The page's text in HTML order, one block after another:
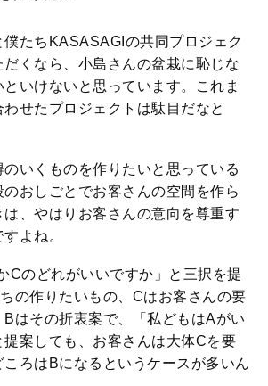
たちKASASAGIの共同プロジェク
だくなら、小島さんの盆栽に恥じな
いけないと思っています。これま
せたプロジェクトは駄目だなと
いくものを作りたいと思っている
のおしごとでお客さんの空間を作ら
、やはりお客さんの意向を尊重す
よね。
Cのどれがいいですか」と三択を提
の作りたいもの、Cはお客さんの要
はその折衷案で、「私どもはAがい
提案しても、お客さんは大体Cを要
ろはBになるというケースが多いん